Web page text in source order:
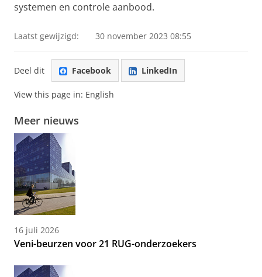
systemen en controle aanbood.
Laatst gewijzigd: 30 november 2023 08:55
Deel dit Facebook LinkedIn
View this page in: English
Meer nieuws
16 juli 2026
Veni-beurzen voor 21 RUG-onderzoekers